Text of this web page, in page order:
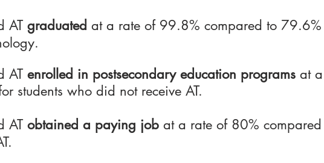
AT graduated at a rate of 99.8% compared to
AT enrolled in postsecondary education programs at
students who did not receive AT.
AT obtained a paying job at a rate of 80%